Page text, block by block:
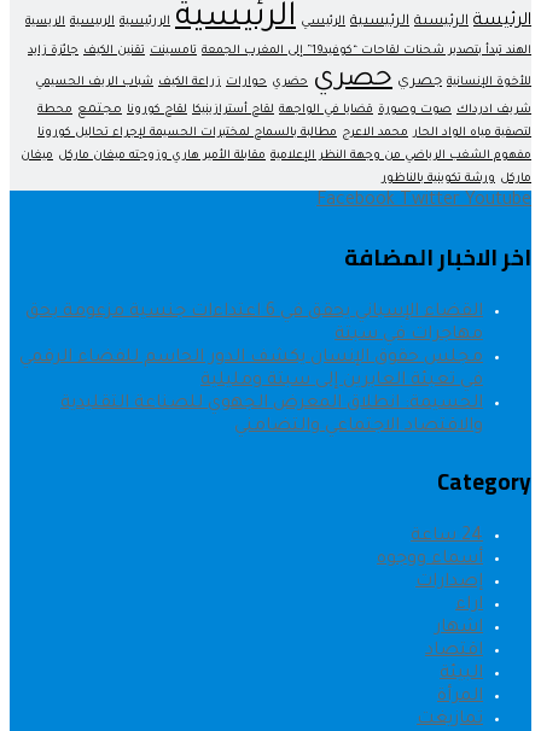
الرئيسة الرئيسىة الرئيسىية الرئيسي الرئيسية الررئيسية الرىيسية الريسية
الهند تبدأ بتصدير شحنات لقاحات “كوفيد19” إلى المغرب الجمعة تامسينت تقنين الكيف جائزة زايد
للأخوة الإنسانية جصري حصري حضري حوارات زراعة الكيف شباب الريف الحسيمي
شريف ادرداك صوت وصورة قضايا في الواجهة لقاح أسترازينيكا لقاح كورونا مجتمع محطة
لتصفية مياه الواد الحار محمد الاعرج مطالبة بالسماح لمختبرات الحسيمة لإجراء تحاليل كورونا
مفهوم الشغب الرياضي من وجهة النظر الإعلامية مقابلة الأمير هاري وزوجته ميغان ماركل ميغان
ماركل ورشة تكوينية بالناظور
Facebook Twitter Youtube
اخر الاخبار المضافة
القضاء الإسباني يحقق في 6 اعتداءات جنسية مزعومة بحق
مهاجرات في سبتة
مجلس حقوق الإنسان يكشف الدور الحاسم للفضاء الرقمي
في تعبئة العابرين إلى سبتة ومليلية
الحسيمة: انطلاق المعرض الجهوي للصناعة التقليدية
والاقتصاد الاجتماعي والتضامني
Category
24 ساعة
أسماء ووجوه
إصدارات
اراء
اشهار
اقتصاد
البيئة
المرأة
تمازيغت